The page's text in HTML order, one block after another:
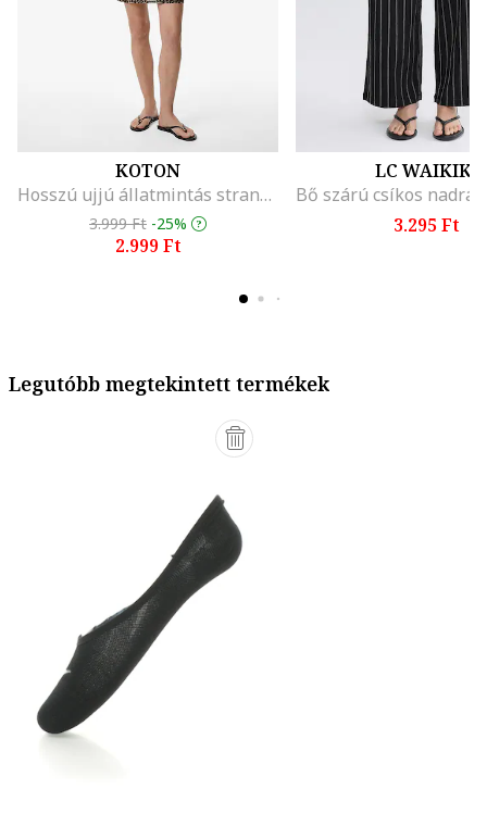
KOTON
Hosszú ujjú állatmintás strandruha, Barna/Bézs
3.999 Ft -25%
2.999 Ft
LC WAIKIKI
3.295 Ft
Legutóbb megtekintett termékek